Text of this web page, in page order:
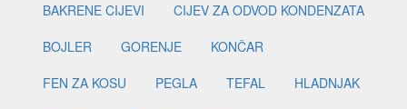
BAKRENE CIJEVI
CIJEV ZA ODVOD KONDENZATA
BOJLER
GORENJE
KONČAR
FEN ZA KOSU
PEGLA TEFAL
HLADNJAK